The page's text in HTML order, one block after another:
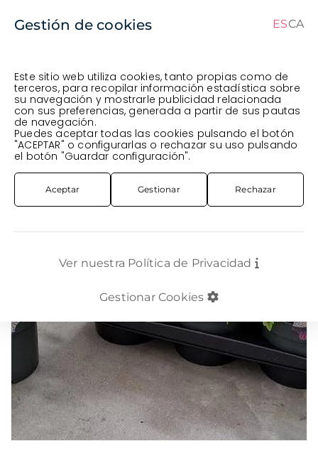
ESCA
Pedido en curso (Previsto para el dia) ·
Transportista
Ver Pedido
PLANTA EXTERIOR PLANTA COLEUS T17CM X6
Gestión de cookies ESCA
Este sitio web utiliza cookies, tanto propias como de
terceros, para recopilar información estadística sobre
su navegación y mostrarle publicidad relacionada
con sus preferencias, generada a partir de sus pautas
de navegación.
Puedes aceptar todas las cookies pulsando el botón
"ACEPTAR" o configurarlas o rechazar su uso pulsando
el botón "Guardar configuración".
Aceptar Gestionar Rechazar
Ver nuestra Política de Privacidad
Gestionar Cookies